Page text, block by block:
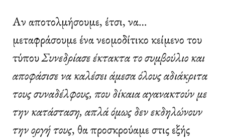
Αν αποτολμήσουμε, έτσι, να…
μεταφράσουμε ένα νεομοδίτικο κείμενο του
τύπουΣυνεδρίασε έκτακτα το συμβούλιο και
αποφάσισε να καλέσει άμεσα όλους αδιάκριτα
τους συναδέλφους, που δίκαια αγανακτούν με
την κατάσταση, απλά όμως δεν εκδηλώνουν
την οργή τους, θα προσκρούαμε στις εξής